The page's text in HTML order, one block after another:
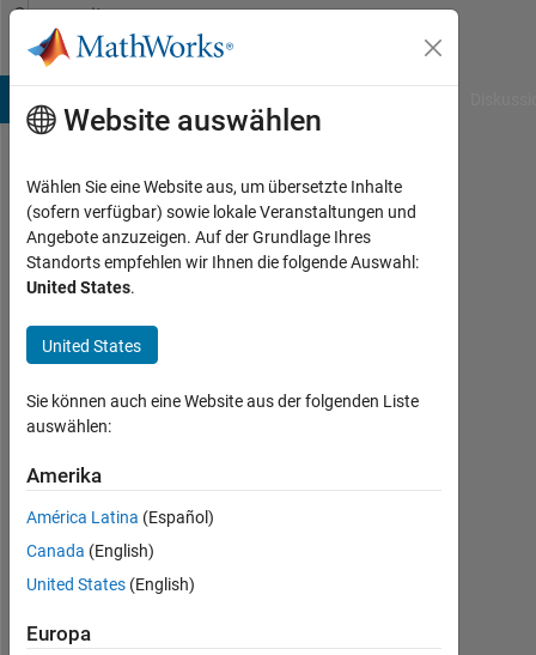
Weiter zum Inhalt
Community
Profile
divya
r
Last
mehr
als 6
Jahre
Aktiv
seit
2012
0
Following:
Website auswählen
Wählen Sie eine Website aus, um übersetzte Inhalte
(sofern verfügbar) sowie lokale Veranstaltungen und
Angebote anzuzeigen. Auf der Grundlage Ihres
Standorts empfehlen wir Ihnen die folgende Auswahl:
United States.
United States
Sie können auch eine Website aus der folgenden Liste
auswählen:
Amerika
América Latina (Español)
Canada (English)
United States (English)
Europa